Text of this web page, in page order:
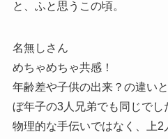
と、ふと思うこの頃。
名無しさん
めちゃめちゃ共感！
年齢差や子供の出来？の違い
ぼ年子の3人兄弟でも同じでし
物理的な手伝いではなく、上2